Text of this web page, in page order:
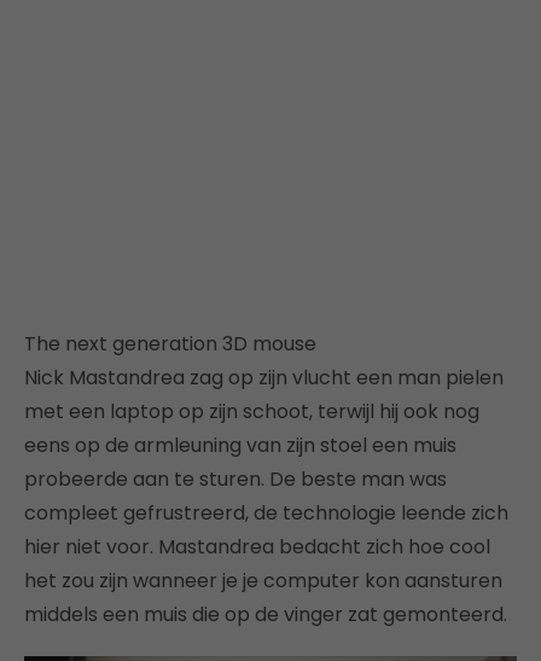
The next generation 3D mouse
Nick Mastandrea zag op zijn vlucht een man pielen
met een laptop op zijn schoot, terwijl hij ook nog
eens op de armleuning van zijn stoel een muis
probeerde aan te sturen. De beste man was
compleet gefrustreerd, de technologie leende zich
hier niet voor. Mastandrea bedacht zich hoe cool
het zou zijn wanneer je je computer kon aansturen
middels een muis die op de vinger zat gemonteerd.